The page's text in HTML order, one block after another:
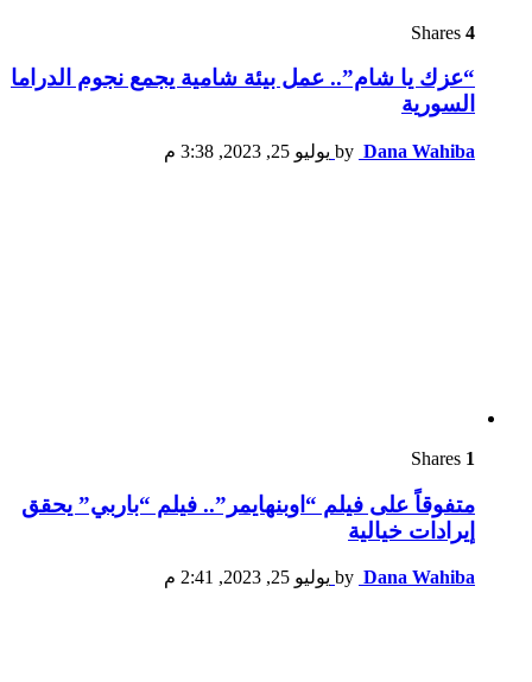
4
“عزك يا شام”.. عمل بيئة شامية يجمع نجوم الدراما
السورية
by Dana Wahiba يوليو 25, 2023, 3:38 م
1
متفوقاً على فيلم “اوبنهايمر”.. فيلم “باربي” يحقق
إيرادات خيالية
by Dana Wahiba يوليو 25, 2023, 2:41 م